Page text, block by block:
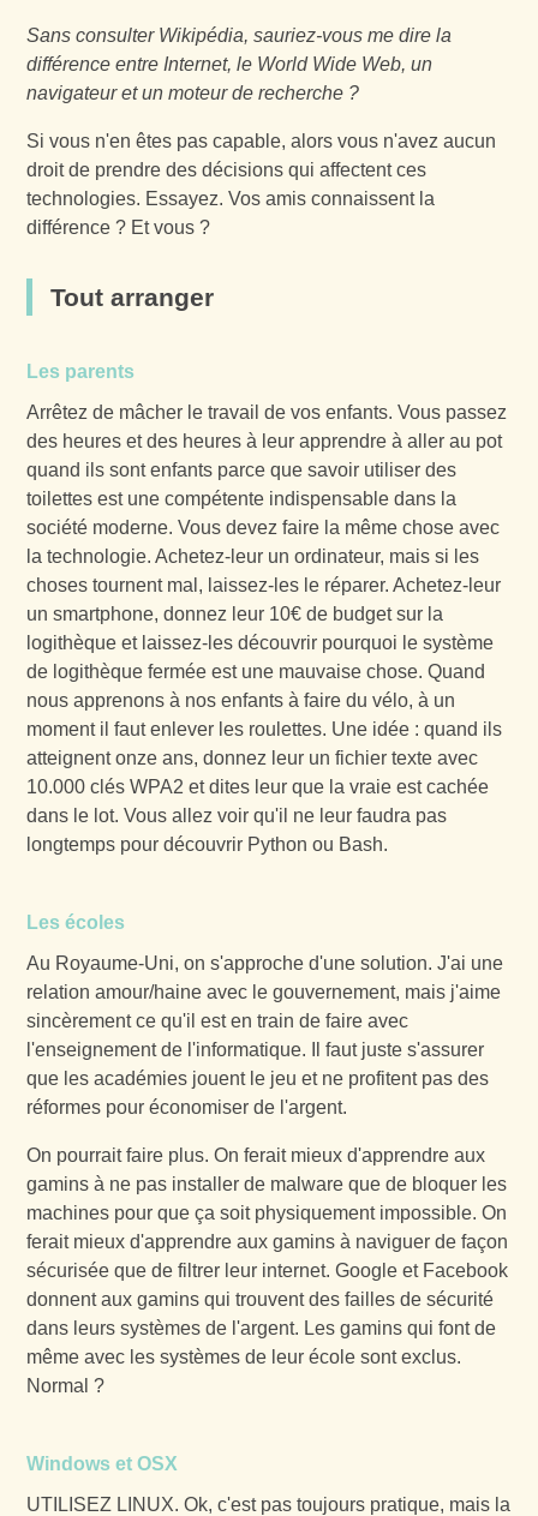
Sans consulter Wikipédia, sauriez-vous me dire la
différence entre Internet, le World Wide Web, un
navigateur et un moteur de recherche ?
Si vous n'en êtes pas capable, alors vous n'avez aucun
droit de prendre des décisions qui affectent ces
technologies. Essayez. Vos amis connaissent la
différence ? Et vous ?
Tout arranger
Les parents
Arrêtez de mâcher le travail de vos enfants. Vous passez
des heures et des heures à leur apprendre à aller au pot
quand ils sont enfants parce que savoir utiliser des
toilettes est une compétente indispensable dans la
société moderne. Vous devez faire la même chose avec
la technologie. Achetez-leur un ordinateur, mais si les
choses tournent mal, laissez-les le réparer. Achetez-leur
un smartphone, donnez leur 10€ de budget sur la
logithèque et laissez-les découvrir pourquoi le système
de logithèque fermée est une mauvaise chose. Quand
nous apprenons à nos enfants à faire du vélo, à un
moment il faut enlever les roulettes. Une idée : quand ils
atteignent onze ans, donnez leur un fichier texte avec
10.000 clés WPA2 et dites leur que la vraie est cachée
dans le lot. Vous allez voir qu'il ne leur faudra pas
longtemps pour découvrir Python ou Bash.
Les écoles
Au Royaume-Uni, on s'approche d'une solution. J'ai une
relation amour/haine avec le gouvernement, mais j'aime
sincèrement ce qu'il est en train de faire avec
l'enseignement de l'informatique. Il faut juste s'assurer
que les académies jouent le jeu et ne profitent pas des
réformes pour économiser de l'argent.
On pourrait faire plus. On ferait mieux d'apprendre aux
gamins à ne pas installer de malware que de bloquer les
machines pour que ça soit physiquement impossible. On
ferait mieux d'apprendre aux gamins à naviguer de façon
sécurisée que de filtrer leur internet. Google et Facebook
donnent aux gamins qui trouvent des failles de sécurité
dans leurs systèmes de l'argent. Les gamins qui font de
même avec les systèmes de leur école sont exclus.
Normal ?
Windows et OSX
UTILISEZ LINUX. Ok, c'est pas toujours pratique, mais la